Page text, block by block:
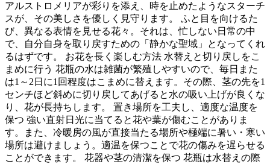
アルストロメリアが彩りを添え、時を止めたようなスターチ
スが、その美しさを優しく見守ります。 ふと目を向けるた
び、異なる表情を見せる花々。それは、忙しない日常の中
で、自分自身を取り戻すための「静かな聖域」となってくれ
るはずです。 お花を長く楽しむ方法 水替えと切り戻しをこ
まめに行う 花瓶の水は雑菌が繁殖しやすいので、毎日また
は1～2日に1回程度はこまめに替えます。その際、茎の先を1
センチほど斜めに切り戻してあげると水の吸い上げが良くな
り、花が長持ちします。 置き場所を工夫し、適度な温度を
保つ 強い直射日光に当てると花や葉が傷むことがありま
す。また、冷暖房の風が直接当たる場所や極端に暑い・寒い
場所は避けましょう。適温を保つことで花の傷みを遅らせる
ことができます。 花器や茎の清潔を保つ 花瓶は水替えの際